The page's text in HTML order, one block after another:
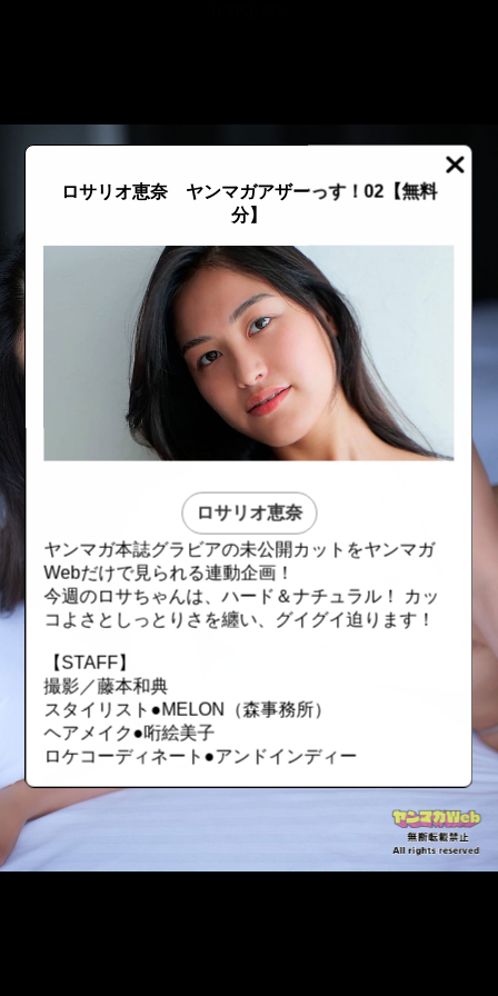
ロサリオ恵奈 ヤンマガアザーっす！02【無料
分】
ロサリオ恵奈
ヤンマガ本誌グラビアの未公開カットをヤンマガ
Webだけで見られる連動企画！
今週のロサちゃんは、ハード＆ナチュラル！ カッ
コよさとしっとりさを纏い、グイグイ迫ります！
【STAFF】
撮影／藤本和典
スタイリスト●MELON（森事務所）
ヘアメイク●哘絵美子
ロケコーディネート●アンドインディー
::fzkqzrz.oi ::fzkqzrz.oi